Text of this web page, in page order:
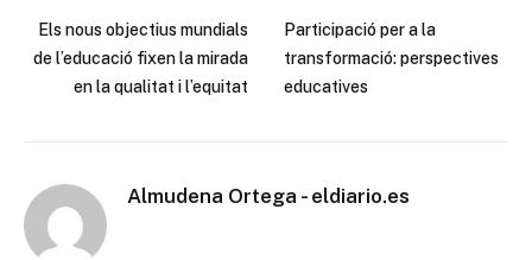
Els nous objectius mundials
de l’educació fixen la mirada
en la qualitat i l’equitat
Participació per a la
transformació: perspectives
educatives
Almudena Ortega - eldiario.es